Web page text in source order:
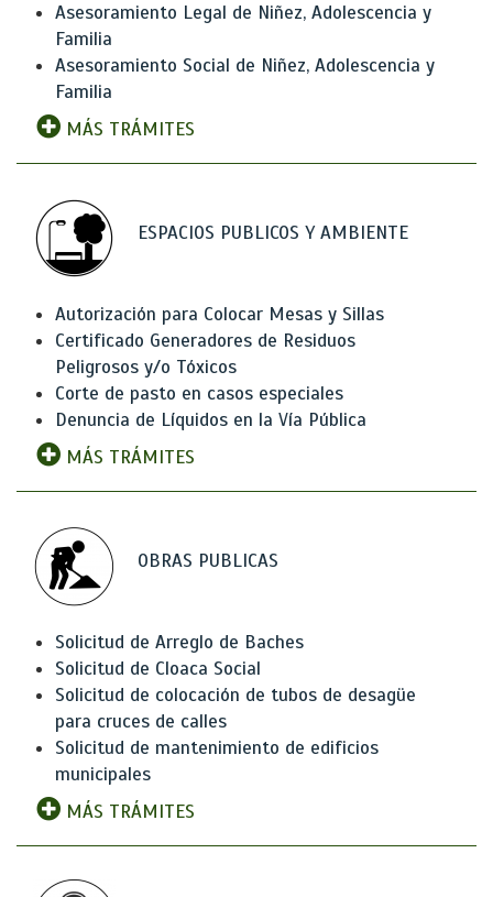
Asesoramiento Legal de Niñez, Adolescencia y
Familia
Asesoramiento Social de Niñez, Adolescencia y
Familia
MÁS TRÁMITES
ESPACIOS PUBLICOS Y AMBIENTE
Autorización para Colocar Mesas y Sillas
Certificado Generadores de Residuos
Peligrosos y/o Tóxicos
Corte de pasto en casos especiales
Denuncia de Líquidos en la Vía Pública
MÁS TRÁMITES
OBRAS PUBLICAS
Solicitud de Arreglo de Baches
Solicitud de Cloaca Social
Solicitud de colocación de tubos de desagüe
para cruces de calles
Solicitud de mantenimiento de edificios
municipales
MÁS TRÁMITES